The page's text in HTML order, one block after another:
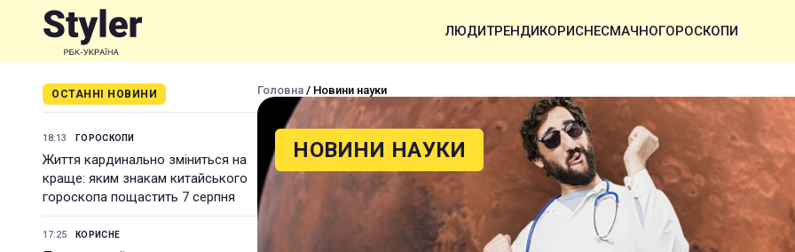
ЛЮДИТРЕНДИКОРИСНЕСМАЧНОГОРОСКОПИ
ОСТАННІ НОВИНИ
18:13 ГОРОСКОПИ
Життя кардинально зміниться на
краще: яким знакам китайського
гороскопа пощастить 7 серпня
17:25 КОРИСНЕ
Головна / Новини науки
НОВИНИ НАУКИ